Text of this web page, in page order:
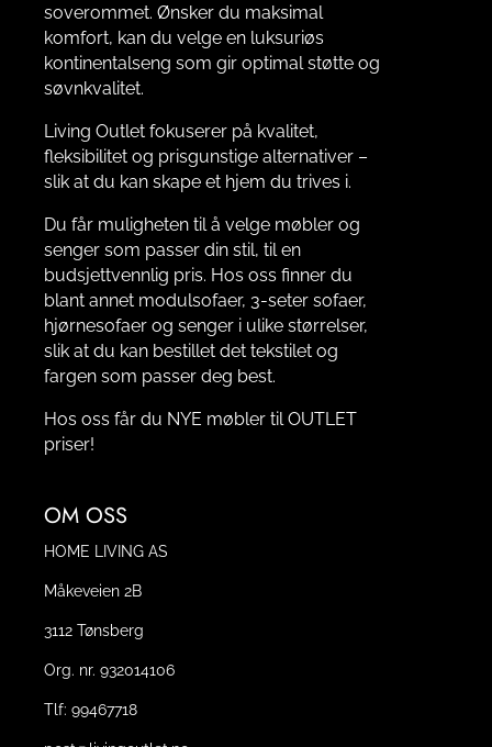
soverommet. Ønsker du maksimal
komfort, kan du velge en luksuriøs
kontinentalseng som gir optimal støtte og
søvnkvalitet.
Living Outlet fokuserer på kvalitet,
fleksibilitet og prisgunstige alternativer –
slik at du kan skape et hjem du trives i.
Du får muligheten til å velge møbler og
senger som passer din stil, til en
budsjettvennlig pris. Hos oss finner du
blant annet modulsofaer, 3-seter sofaer,
hjørnesofaer og senger i ulike størrelser,
slik at du kan bestillet det tekstilet og
fargen som passer deg best.
Hos oss får du NYE møbler til OUTLET
priser!
OM OSS
HOME LIVING AS
Måkeveien 2B
3112 Tønsberg
Org. nr. 932014106
Tlf: 99467718